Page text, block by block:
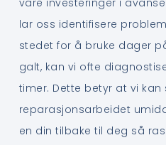
lar oss identifisere
stedet for å bruke dager
galt, kan vi ofte
timer. Dette betyr at vi kan
reparasjonsarbeidet
en din tilbake til deg så